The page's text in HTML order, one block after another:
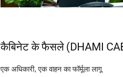
कैबिनेट के फैसले (DHAMI
एक अधिकारी, एक वाहन का फॉर्मूला लागू